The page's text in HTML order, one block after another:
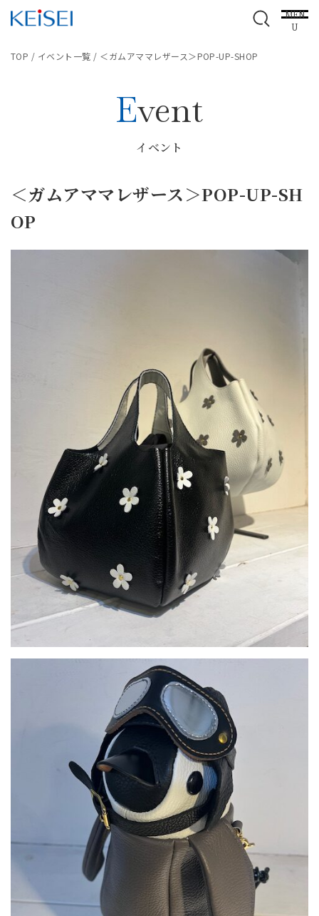
MEN
U
TOP / イベント一覧 / ＜ガムアママレザース＞POP-UP-SHOP
Event
イベント
＜ガムアママレザース＞POP-UP-SH
OP